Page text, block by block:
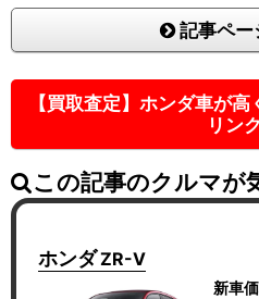
記事ペー
【買取査定】ホンダ車が
リンク
この記事のクルマが
ホンダZR-V
新車